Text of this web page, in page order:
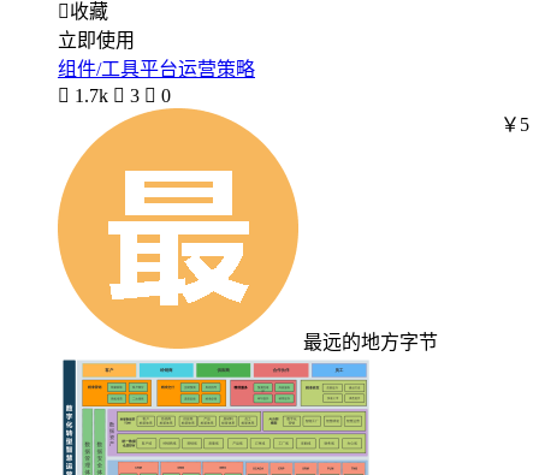
收藏
立即使用
组件/工具平台运营策略
 1.7k  3  0
最远的地方字节
￥5